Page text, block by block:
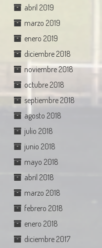
abril 2019
marzo 2019
enero 2019
diciembre 2018
noviembre 2018
octubre 2018
septiembre 2018
agosto 2018
julio 2018
junio 2018
mayo 2018
abril 2018
marzo 2018
febrero 2018
enero 2018
diciembre 2017